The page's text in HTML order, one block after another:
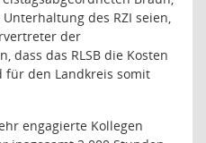
des RZI seien,
der
dass das RLSB die Kosten
für den Landkreis somit
engagierte Kollegen